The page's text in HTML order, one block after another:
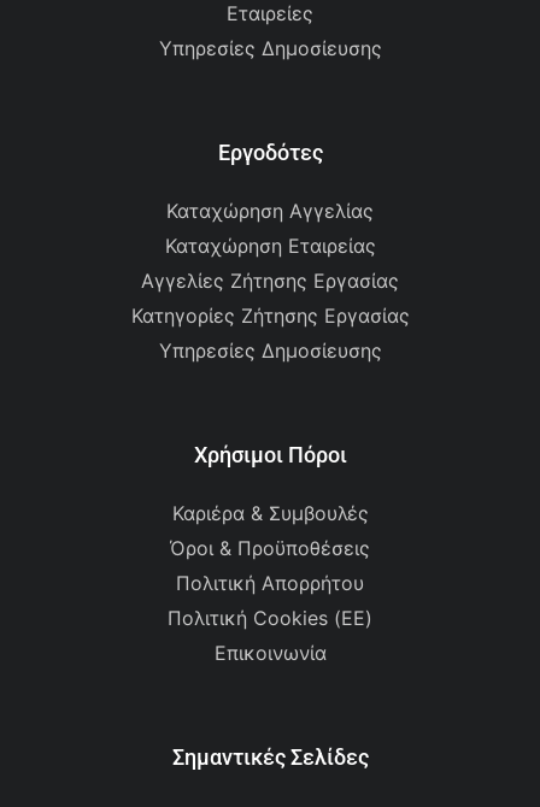
Εταιρείες
Υπηρεσίες Δημοσίευσης
Εργοδότες
Καταχώρηση Αγγελίας
Καταχώρηση Εταιρείας
Αγγελίες Ζήτησης Εργασίας
Κατηγορίες Ζήτησης Εργασίας
Υπηρεσίες Δημοσίευσης
Χρήσιμοι Πόροι
Καριέρα & Συμβουλές
Όροι & Προϋποθέσεις
Πολιτική Απορρήτου
Πολιτική Cookies (ΕΕ)
Επικοινωνία
Σημαντικές Σελίδες